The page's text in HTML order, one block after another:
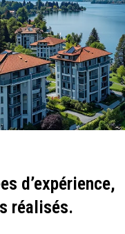
d’expérience,
réalisés.